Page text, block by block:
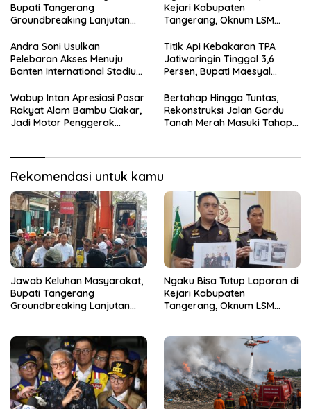
Bupati Tangerang
Groundbreaking Lanjutan
Kejari Kabupaten
Tangerang, Oknum LSM
Rp15 Juta dari Tiga Kades
Andra Soni Usulkan
Pelebaran Akses Menuju
Banten International Stadium,
2032
Titik Api Kebakaran TPA
Jatiwaringin Tinggal 3,6
Persen, Bupati Maesyal
Wabup Intan Apresiasi Pasar
Rakyat Alam Bambu Ciakar,
Jadi Motor Penggerak
Bertahap Hingga Tuntas,
Rekonstruksi Jalan Gardu
Tanah Merah Masuki Tahap
Rekomendasi untuk kamu
Jawab Keluhan Masyarakat,
Bupati Tangerang
Groundbreaking Lanjutan
Ngaku Bisa Tutup Laporan di
Kejari Kabupaten
Tangerang, Oknum LSM